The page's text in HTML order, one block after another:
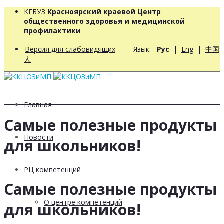
КГБУЗ Красноярский краевой Центр
общественного здоровья и медицинской
профилактики
Версия для слабовидящих Язык: Рус | Eng | 中国
人
Главная
Новости
РЦ компетенций
О центре компетенций
Самые полезные продукты
для школьников!
Самые полезные продукты
для школьников!